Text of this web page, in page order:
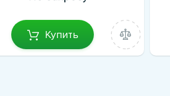
Купить